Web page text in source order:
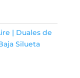
| Duales de
Silueta